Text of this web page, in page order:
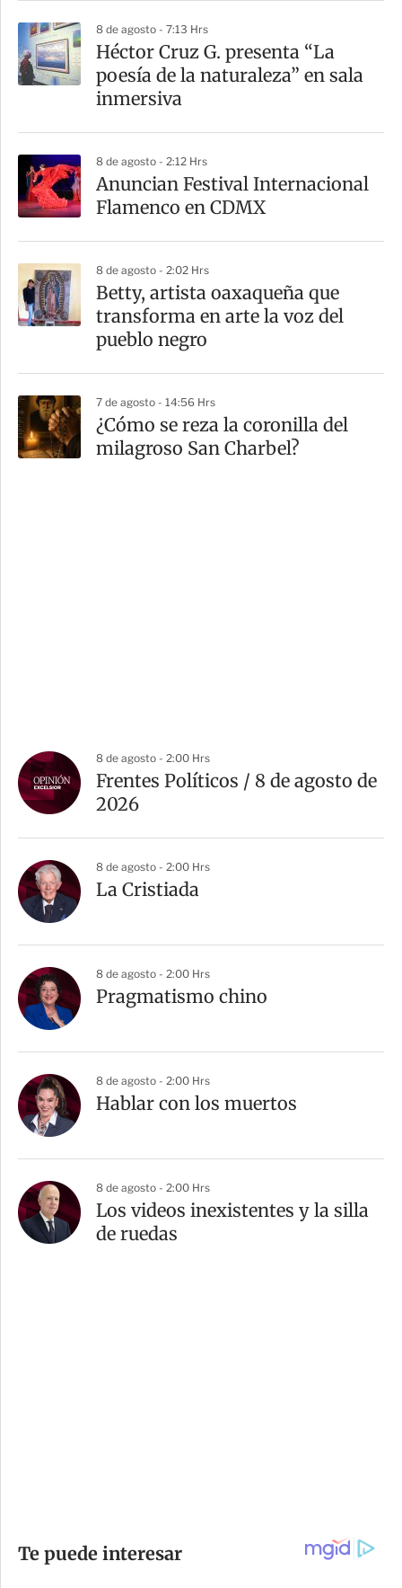
8 de agosto - 7:13 Hrs
Héctor Cruz G. presenta “La
poesía de la naturaleza” en sala
inmersiva
8 de agosto - 2:12 Hrs
Anuncian Festival Internacional
Flamenco en CDMX
8 de agosto - 2:02 Hrs
Betty, artista oaxaqueña que
transforma en arte la voz del
pueblo negro
7 de agosto - 14:56 Hrs
¿Cómo se reza la coronilla del
milagroso San Charbel?
8 de agosto - 2:00 Hrs
Frentes Políticos / 8 de agosto de
2026
8 de agosto - 2:00 Hrs
La Cristiada
8 de agosto - 2:00 Hrs
Pragmatismo chino
8 de agosto - 2:00 Hrs
Hablar con los muertos
8 de agosto - 2:00 Hrs
Los videos inexistentes y la silla
de ruedas